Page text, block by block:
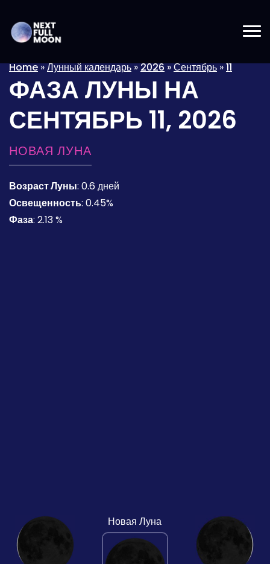
Home»Лунный календарь»2026»Сентябрь»11
ФАЗА ЛУНЫ НА
СЕНТЯБРЬ 11, 2026
НОВАЯ ЛУНА
Возраст Луны: 0.6 дней
Освещенность: 0.45%
Фаза: 2.13 %
Новая Луна